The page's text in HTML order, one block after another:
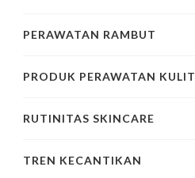
PERAWATAN RAMBUT
PRODUK PERAWATAN KULIT
RUTINITAS SKINCARE
TREN KECANTIKAN